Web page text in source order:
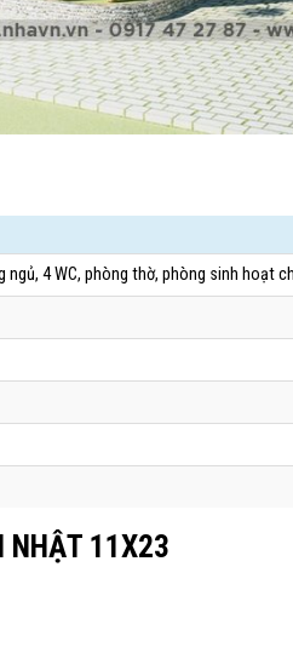
4 WC, phòng thờ, phòng sinh hoạt
NHẬT 11X23